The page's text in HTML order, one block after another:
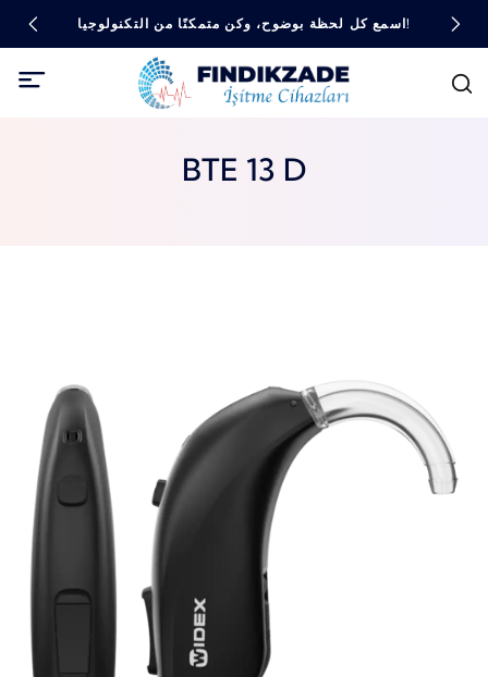
اسمع كل لحظة بوضوح، وكن متمكنًا من التكنولوجيا!
BTE 13 D